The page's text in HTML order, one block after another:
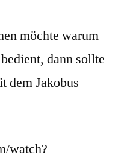
möchte warum
dann sollte
dem Jakobus
watch?